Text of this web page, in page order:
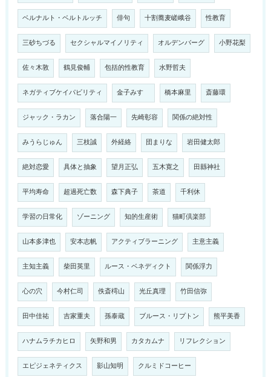
ベルナルト・ベルトルッチ 俳句 十割蕎麦嵯峨谷 性教育
三砂ちづる セクシャルマイノリティ オルデンバーグ 小野花梨
佐々木敦 鶴見俊輔 包括的性教育 水野哲夫
ネガティブケイパビリティ 金子みすゞ 橋本麻里 斎藤環
ジャック・ラカン 落合陽一 先崎彰容 関係の絶対性
みうらじゅん 三枝誠 外経絡 団まりな 岩田健太郎
絶対恋愛 具体と抽象 望月正弘 五木寛之 田縣神社
平均寿命 超過死亡数 森下典子 茶道 千利休
学習の日常化 ゾーニング 知的生産術 猫町倶楽部
山本多津也 安本志帆 アクティブラーニング 主意主義
主知主義 柴田英里 ルース・ベネディクト 関係浮力
心の穴 今村仁司 佚斎樗山 光丘真理 竹田信弥
田中佳祐 吉家重夫 孫泰蔵 ブルース・リプトン 熊平美香
ハナムラチカヒロ 矢野和男 カタカムナ リフレクション
エピジェネティクス 影山知明 クルミドコーヒー